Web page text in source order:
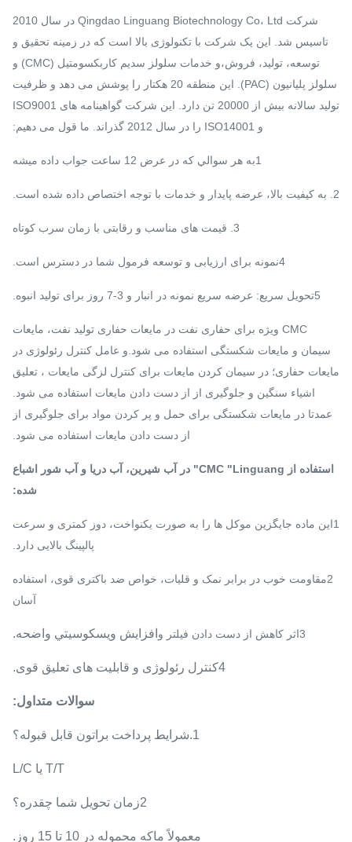
شرکت Qingdao Linguang Biotechnology Co، Ltd در سال 2010
تاسیس شد. این یک شرکت با تکنولوژی بالا است که در زمینه تحقیق و
توسعه، تولید، فروش،و خدمات سلولز سدیم کاربکسومتیل (CMC) و
سلولز پلیانیون (PAC). این منطقه 20 هکتار را پوشش می دهد و ظرفیت
تولید سالانه بیش از 20000 تن دارد. این شرکت گواهینامه های ISO9001
و ISO14001 را در سال 2012 گذراند. ما قول می دهیم:
1به هر سوالي که در عرض 12 ساعت جواب داده ميشه
2. به کیفیت بالا، عرضه پایدار و خدمات با توجه اختصاص داده شده است.
3. قیمت های مناسب و رقابتی با زمان سرب کوتاه
4نمونه برای ارزیابی و توسعه فرمول شما در دسترس است.
5تحویل سریع: عرضه سریع نمونه در انبار و 3-7 روز برای تولید انبوه.
CMC ویژه برای حفاری نفت در مایعات حفاری تولید نفت، مایعات
سیمان و مایعات شکستگی استفاده می شود.و عامل کنترل رئولوژی در
مایعات حفاری؛ در سیمان کردن مایعات برای کنترل لزگی مایعات ، تعلیق
اشیاء سنگین و جلوگیری از از دست دادن مایعات استفاده می شود.
عمدتا در مایعات شکستگی برای حمل و پر کردن مواد برای جلوگیری از
از دست دادن مایعات استفاده می شود.
استفاده از CMC "Linguang" در آب شیرین، آب دریا و آب شور اشباع
شده:
1این ماده جایگزین موکل ها را به صورت یکنواخت، دوز کمتری و سرعت
پالپینگ بالایی دارد.
2مقاومت خوب در برابر نمک و قلیات، خواص ضد باکتری قوی، استفاده
آسان
3اثر کاهش از دست دادن فیلتر و افزايش ويسکوسيتي واضحه.
4کنترل رئولوژی و قابلیت های تعلیق قوی.
سوالات متداول:
1. شرایط پرداخت براتون قابل قبوله؟
T/T یا L/C
2زمان تحویل شما چقدره؟
معمولاً ماکه محموله در 10 تا 15 روز.